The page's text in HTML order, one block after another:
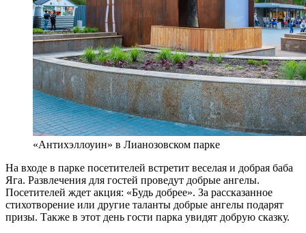
«Антихэллоуин» в Лианозовском парке
На входе в парке посетителей встретит веселая и добрая баба
Яга. Развлечения для гостей проведут добрые ангелы.
Посетителей ждет акция: «Будь добрее». За рассказанное
стихотворение или другие таланты добрые ангелы подарят
призы. Также в этот день гости парка увидят добрую сказку.